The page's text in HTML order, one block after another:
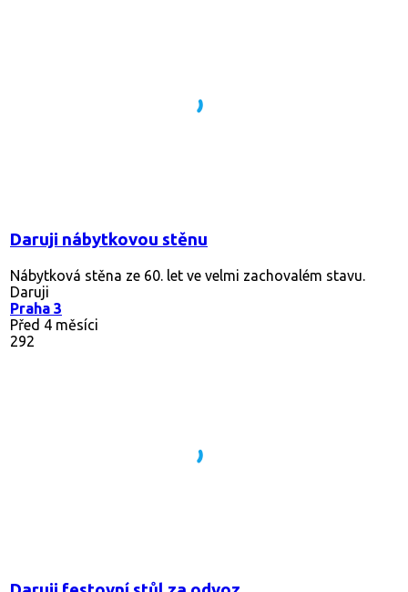
Daruji nábytkovou stěnu
Nábytková stěna ze 60. let ve velmi zachovalém stavu.
Daruji
Praha 3
Před 4 měsíci
292